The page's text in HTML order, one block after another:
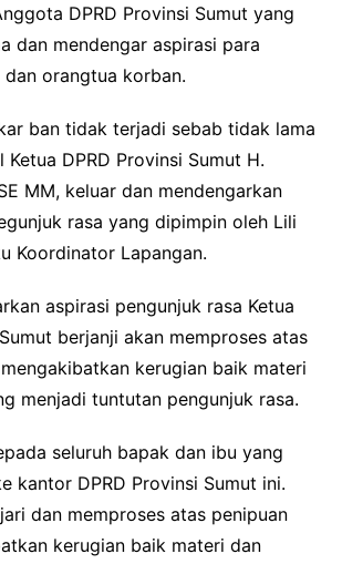
DPRD Provinsi Sumut yang
dan mendengar aspirasi para
dan orangtua korban.
ban tidak terjadi sebab tidak lama
Ketua DPRD Provinsi Sumut H.
MM, keluar dan mendengarkan
rasa yang dipimpin oleh Lili
Koordinator Lapangan.
aspirasi pengunjuk rasa Ketua
berjanji akan memproses atas
kerugian baik materi
menjadi tuntutan pengunjuk rasa.
seluruh bapak dan ibu yang
kantor DPRD Provinsi Sumut ini.
dan memproses atas penipuan
kerugian baik materi dan